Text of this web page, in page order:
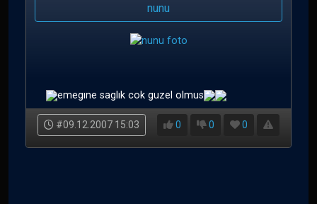
nunu
emegıne saglık cok guzel olmus
#09.12.2007 15:03 0 0 0